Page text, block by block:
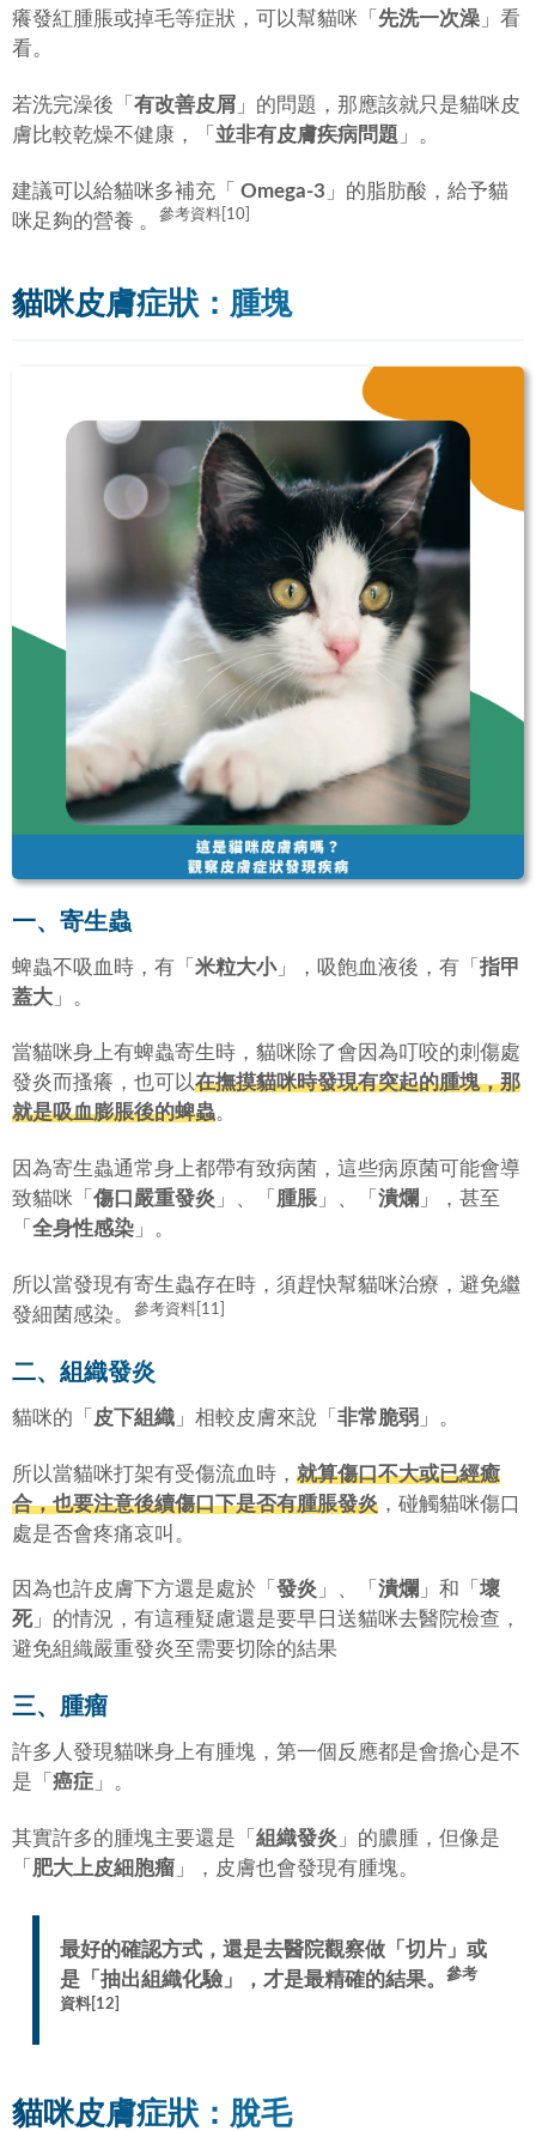
癢發紅腫脹或掉毛等症狀，可以幫貓咪「 先洗一次澡 」看
看。
若洗完澡後「 有改善皮屑 」的問題，那應該就只是貓咪皮
膚比較乾燥不健康，「 並非有皮膚疾病問題 」。
建議可以給貓咪多補充「 Omega-3 」的脂肪酸，給予貓
咪足夠的營養 。
參考資料[10]
貓咪皮膚症狀：腫塊
一、寄生蟲
蜱蟲不吸血時，有「 米粒大小」，吸飽血液後，有「 指甲
蓋大 」。
當貓咪身上有蜱蟲寄生時，貓咪除了會因為叮咬的刺傷處
發炎而搔癢，也可以在撫摸貓咪時發現有突起的腫塊，那
就是吸血膨脹後的蜱蟲。
因為寄生蟲通常身上都帶有致病菌，這些病原菌可能會導
致貓咪「 傷口嚴重發炎 」、「 腫脹 」、「 潰爛 」，甚至
「 全身性感染 」。
所以當發現有寄生蟲存在時，須趕快幫貓咪治療，避免繼
發細菌感染。
參考資料[11]
二、組織發炎
貓咪的「 皮下組織 」相較皮膚來說「 非常脆弱 」。
所以當貓咪打架有受傷流血時， 就算傷口不大或已經癒
合，也要注意後續傷口下是否有腫脹發炎 ，碰觸貓咪傷口
處是否會疼痛哀叫。
因為也許皮膚下方還是處於「 發炎 」、「 潰爛 」和「 壞
死」的情況，有這種疑慮還是要早日送貓咪去醫院檢查，
避免組織嚴重發炎至需要切除的結果
三、腫瘤
許多人發現貓咪身上有腫塊，第一個反應都是會擔心是不
是「 癌症 」。
其實許多的腫塊主要還是「 組織發炎 」的膿腫，但像是
「 肥大上皮細胞瘤 」，皮膚也會發現有腫塊。
最好的確認方式，還是去醫院觀察做「 切片」或
是「 抽出組織化驗」，才是最精確的結果。 參考
資料[12]
貓咪皮膚症狀：脫毛